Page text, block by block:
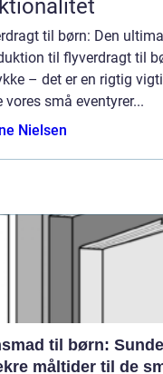
til børn: Den
til flyverdragt til
– det er en rigtig
vores små eventyrer...
Nielsen
til børn: Sunde
måltider til de